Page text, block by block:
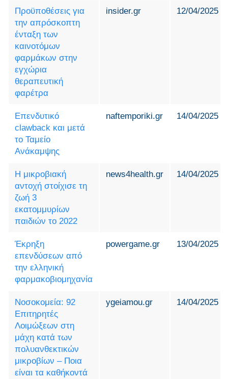
Προϋποθέσεις για
την απρόσκοπτη
ένταξη των
καινοτόμων
φαρμάκων στην
εγχώρια
θεραπευτική
φαρέτρα
insider.gr 12/04/2025
Επενδυτικό
clawback και μετά
το Ταμείο
Ανάκαμψης
naftemporiki.gr 14/04/2025
Η μικροβιακή
αντοχή στοίχισε τη
ζωή 3
εκατομμυρίων
παιδιών το 2022
news4health.gr 14/04/2025
Έκρηξη
επενδύσεων από
την ελληνική
φαρμακοβιομηχανία
powergame.gr 13/04/2025
Νοσοκομεία: 92
Επιτηρητές
Λοιμώξεων στη
μάχη κατά των
πολυανθεκτικών
μικροβίων – Ποια
είναι τα καθήκοντά
ygeiamou.gr 14/04/2025